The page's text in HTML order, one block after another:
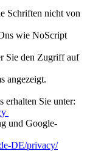
Schriften nicht von
wie NoScript
Sie den Zugriff auf
angezeigt.
erhalten Sie unter:
und Google-
DE/privacy/